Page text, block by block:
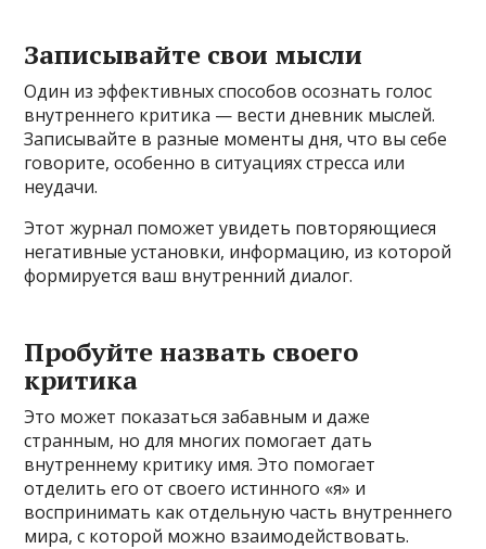
Записывайте свои мысли
Один из эффективных способов осознать голос
внутреннего критика — вести дневник мыслей.
Записывайте в разные моменты дня, что вы себе
говорите, особенно в ситуациях стресса или
неудачи.
Этот журнал поможет увидеть повторяющиеся
негативные установки, информацию, из которой
формируется ваш внутренний диалог.
Пробуйте назвать своего
критика
Это может показаться забавным и даже
странным, но для многих помогает дать
внутреннему критику имя. Это помогает
отделить его от своего истинного «я» и
воспринимать как отдельную часть внутреннего
мира, с которой можно взаимодействовать.